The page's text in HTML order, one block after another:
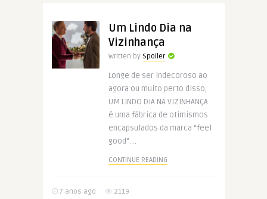
Um Lindo Dia na
Vizinhança
Written by Spoiler
Longe de ser indecoroso ao
agora ou muito perto disso,
UM LINDO DIA NA VIZINHANÇA
é uma fábrica de otimismos
encapsulados da marca “feel
good”. ..
CONTINUE READING
7 anos ago 2119